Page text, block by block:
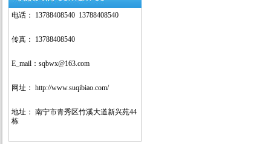
电话： 13788408540 13788408540
传真： 13788408540
E_mail：sqbwx@163.com
网址： http://www.suqibiao.com/
地址： 南宁市青秀区竹溪大道新兴苑44
栋